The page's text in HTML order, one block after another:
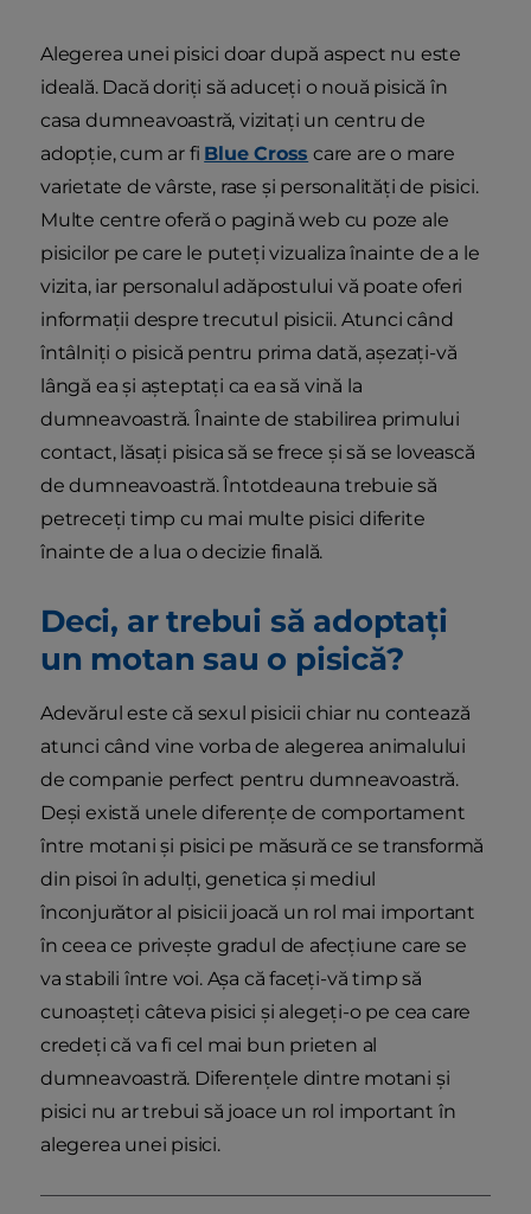
Alegerea unei pisici doar după aspect nu este
ideală. Dacă doriți să aduceți o nouă pisică în
casa dumneavoastră, vizitați un centru de
adopție, cum ar fi Blue Cross care are o mare
varietate de vârste, rase și personalități de pisici.
Multe centre oferă o pagină web cu poze ale
pisicilor pe care le puteți vizualiza înainte de a le
vizita, iar personalul adăpostului vă poate oferi
informații despre trecutul pisicii. Atunci când
întâlniți o pisică pentru prima dată, așezați-vă
lângă ea și așteptați ca ea să vină la
dumneavoastră. Înainte de stabilirea primului
contact, lăsați pisica să se frece și să se lovească
de dumneavoastră. Întotdeauna trebuie să
petreceți timp cu mai multe pisici diferite
înainte de a lua o decizie finală.
Deci, ar trebui să adoptați
un motan sau o pisică?
Adevărul este că sexul pisicii chiar nu contează
atunci când vine vorba de alegerea animalului
de companie perfect pentru dumneavoastră.
Deși există unele diferențe de comportament
între motani și pisici pe măsură ce se transformă
din pisoi în adulți, genetica și mediul
înconjurător al pisicii joacă un rol mai important
în ceea ce privește gradul de afecțiune care se
va stabili între voi. Așa că faceți-vă timp să
cunoașteți câteva pisici și alegeți-o pe cea care
credeți că va fi cel mai bun prieten al
dumneavoastră. Diferențele dintre motani și
pisici nu ar trebui să joace un rol important în
alegerea unei pisici.